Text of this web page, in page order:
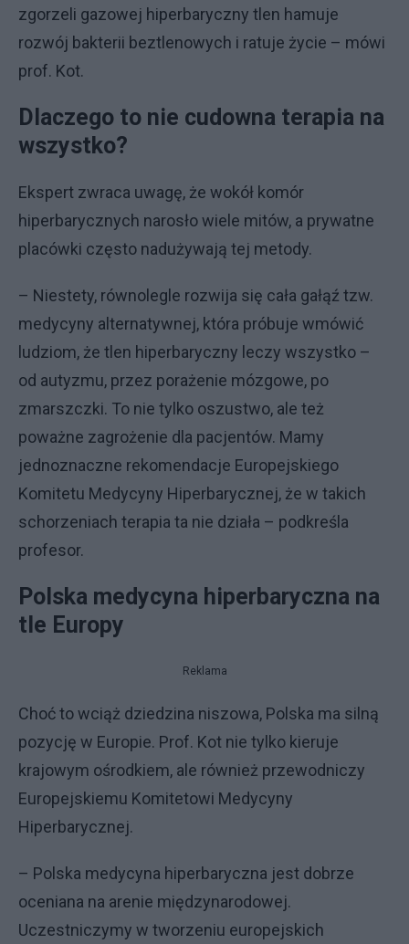
zgorzeli gazowej hiperbaryczny tlen hamuje
rozwój bakterii beztlenowych i ratuje życie – mówi
prof. Kot.
Dlaczego to nie cudowna terapia na
wszystko?
Ekspert zwraca uwagę, że wokół komór
hiperbarycznych narosło wiele mitów, a prywatne
placówki często nadużywają tej metody.
– Niestety, równolegle rozwija się cała gałąź tzw.
medycyny alternatywnej, która próbuje wmówić
ludziom, że tlen hiperbaryczny leczy wszystko –
od autyzmu, przez porażenie mózgowe, po
zmarszczki. To nie tylko oszustwo, ale też
poważne zagrożenie dla pacjentów. Mamy
jednoznaczne rekomendacje Europejskiego
Komitetu Medycyny Hiperbarycznej, że w takich
schorzeniach terapia ta nie działa – podkreśla
profesor.
Polska medycyna hiperbaryczna na
tle Europy
Reklama
Choć to wciąż dziedzina niszowa, Polska ma silną
pozycję w Europie. Prof. Kot nie tylko kieruje
krajowym ośrodkiem, ale również przewodniczy
Europejskiemu Komitetowi Medycyny
Hiperbarycznej.
– Polska medycyna hiperbaryczna jest dobrze
oceniana na arenie międzynarodowej.
Uczestniczymy w tworzeniu europejskich